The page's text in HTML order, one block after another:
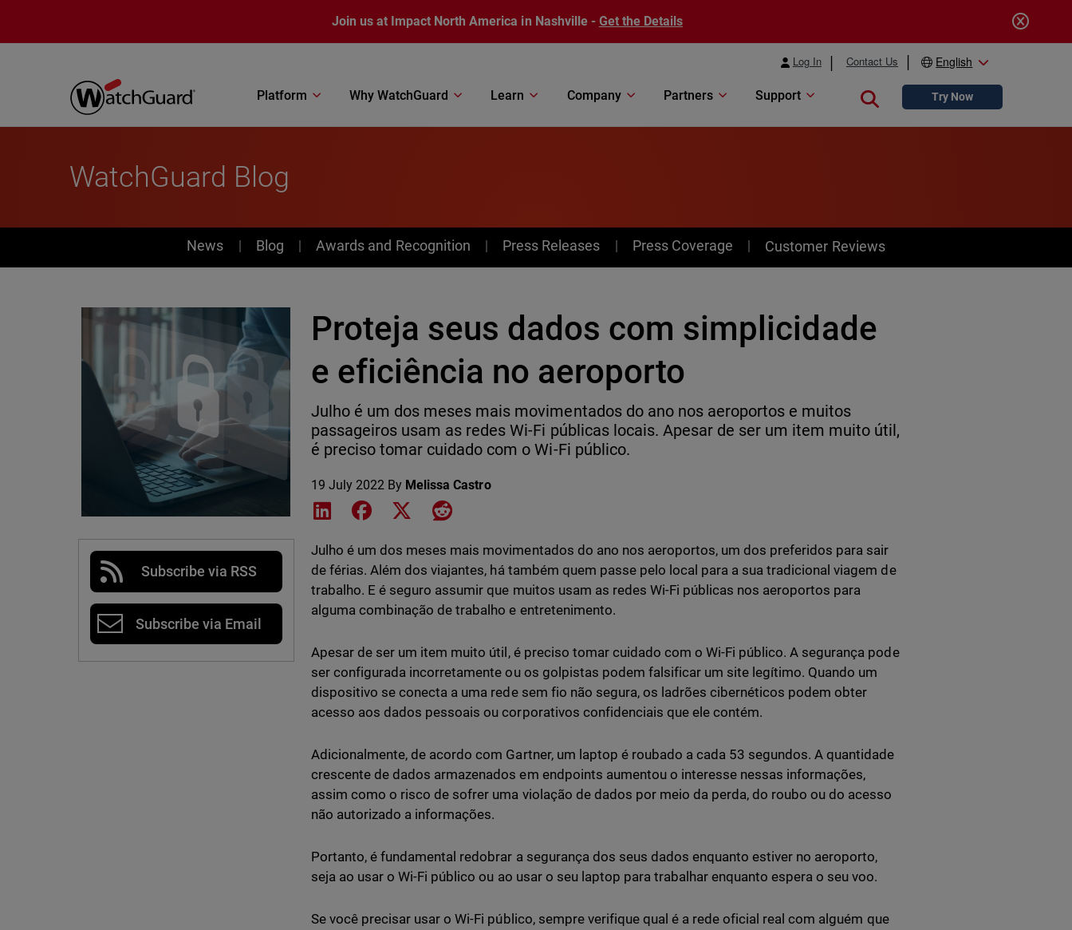
Join us at Impact North America in Nashville - Get the Details
Log In Contact Us English
Platform Why WatchGuard Learn Company Partners Support Close searchTry Now
WatchGuard Blog
News
News Blog Awards and Recognition Press Releases Press Coverage Customer Reviews
Subscribe via RSS
Subscribe via Email
Proteja seus dados com simplicidade
e eficiência no aeroporto
Julho é um dos meses mais movimentados do ano nos aeroportos e muitos
passageiros usam as redes Wi-Fi públicas locais. Apesar de ser um item muito útil,
é preciso tomar cuidado com o Wi-Fi público.
19 July 2022 By Melissa Castro
Share on LinkedIn
Share on Facebook
Share on XShare on Reddit
Julho é um dos meses mais movimentados do ano nos aeroportos, um dos preferidos para sair
de férias. Além dos viajantes, há também quem passe pelo local para a sua tradicional viagem de
trabalho. E é seguro assumir que muitos usam as redes Wi-Fi públicas nos aeroportos para
alguma combinação de trabalho e entretenimento.
Apesar de ser um item muito útil, é preciso tomar cuidado com o Wi-Fi público. A segurança pode
ser configurada incorretamente ou os golpistas podem falsificar um site legítimo. Quando um
dispositivo se conecta a uma rede sem fio não segura, os ladrões cibernéticos podem obter
acesso aos dados pessoais ou corporativos confidenciais que ele contém.
Adicionalmente, de acordo com Gartner, um laptop é roubado a cada 53 segundos. A quantidade
crescente de dados armazenados em endpoints aumentou o interesse nessas informações,
assim como o risco de sofrer uma violação de dados por meio da perda, do roubo ou do acesso
não autorizado a informações.
Portanto, é fundamental redobrar a segurança dos seus dados enquanto estiver no aeroporto,
seja ao usar o Wi-Fi público ou ao usar o seu laptop para trabalhar enquanto espera o seu voo.
Se você precisar usar o Wi-Fi público, sempre verifique qual é a rede oficial real com alguém que